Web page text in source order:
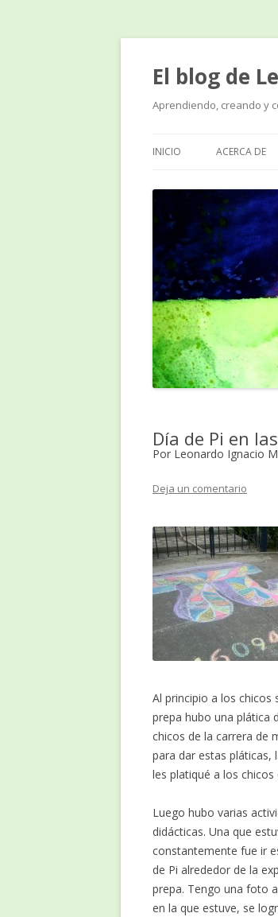
El blog de
Aprendiendo, creando y
INICIO ACERCA DE
Día de Pi en
Por Leonardo Ignacio
Deja un comentario
Al principio a los chicos
prepa hubo una plática
chicos de la carrera de
para dar estas pláticas,
les platiqué a los chicos
Luego hubo varias
didácticas. Una que
constantemente fue ir
de Pi alrededor de la
prepa. Tengo una foto
en la que estuve, se